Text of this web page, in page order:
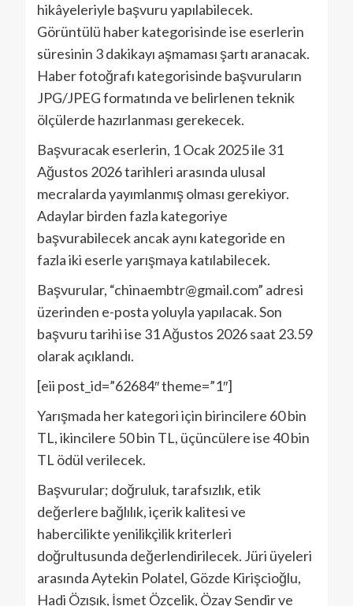
hikâyeleriyle başvuru yapılabilecek.
Görüntülü haber kategorisinde ise eserlerin
süresinin 3 dakikayı aşmaması şartı aranacak.
Haber fotoğrafı kategorisinde başvuruların
JPG/JPEG formatında ve belirlenen teknik
ölçülerde hazırlanması gerekecek.
Başvuracak eserlerin, 1 Ocak 2025 ile 31
Ağustos 2026 tarihleri arasında ulusal
mecralarda yayımlanmış olması gerekiyor.
Adaylar birden fazla kategoriye
başvurabilecek ancak aynı kategoride en
fazla iki eserle yarışmaya katılabilecek.
Başvurular, “chinaembtr@gmail.com” adresi
üzerinden e-posta yoluyla yapılacak. Son
başvuru tarihi ise 31 Ağustos 2026 saat 23.59
olarak açıklandı.
[eii post_id=”62684″ theme=”1″]
Yarışmada her kategori için birincilere 60 bin
TL, ikincilere 50 bin TL, üçüncülere ise 40 bin
TL ödül verilecek.
Başvurular; doğruluk, tarafsızlık, etik
değerlere bağlılık, içerik kalitesi ve
habercilikte yenilikçilik kriterleri
doğrultusunda değerlendirilecek. Jüri üyeleri
arasında Aytekin Polatel, Gözde Kirişcioğlu,
Hadi Özışık, İsmet Özçelik, Özay Şendir ve